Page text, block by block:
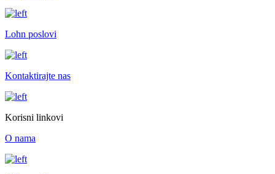
Lohn poslovi
Kontaktirajte nas
Korisni linkovi
O nama